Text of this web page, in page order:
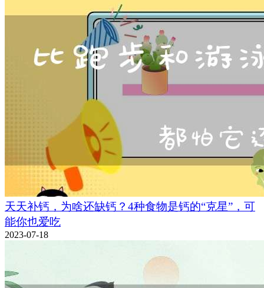
天天补钙，为啥还缺钙？4种食物是钙的“克星”，可
能你也爱吃
2023-07-18